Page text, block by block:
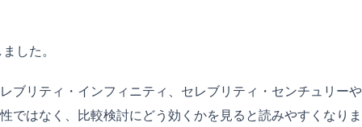
した。
ブリティ・インフィニティ、セレブリティ・センチュリーや
ではなく、比較検討にどう効くかを見ると読みやすくなりま